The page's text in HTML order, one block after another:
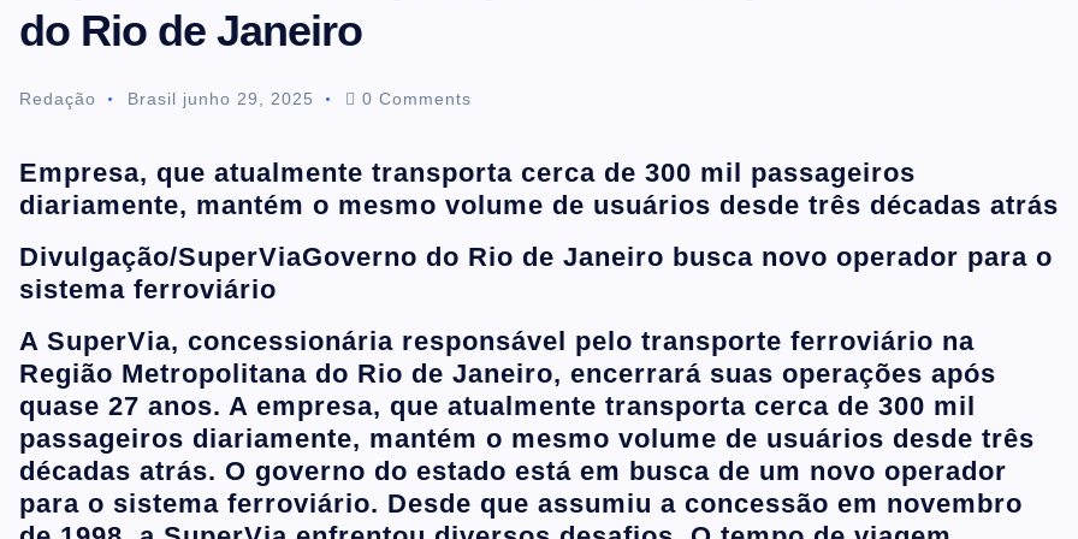
do Rio de Janeiro
Redação Brasil junho 29, 2025 0 Comments
Empresa, que atualmente transporta cerca de 300 mil passageiros
diariamente, mantém o mesmo volume de usuários desde três décadas atrás
Divulgação/SuperViaGoverno do Rio de Janeiro busca novo operador para o
sistema ferroviário
A SuperVia, concessionária responsável pelo transporte ferroviário na
Região Metropolitana do Rio de Janeiro, encerrará suas operações após
quase 27 anos. A empresa, que atualmente transporta cerca de 300 mil
passageiros diariamente, mantém o mesmo volume de usuários desde três
décadas atrás. O governo do estado está em busca de um novo operador
para o sistema ferroviário. Desde que assumiu a concessão em novembro